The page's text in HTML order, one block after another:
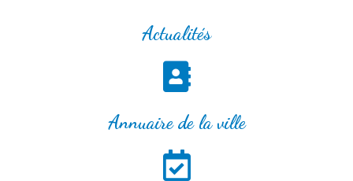
Actualités
Annuaire de la ville